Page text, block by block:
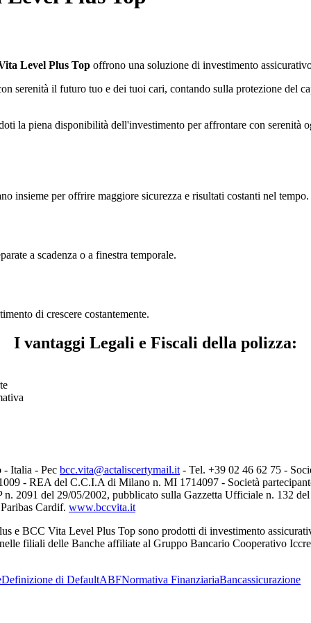
Level Plus Top offrono una soluzione di investimento
serenità il futuro tuo e dei tuoi cari, contando sulla protezione del
la piena disponibilità dell'investimento per affrontare con serenità
insieme per offrire maggiore sicurezza e risultati costanti nel tempo.
a scadenza o a finestra temporale.
di crescere costantemente.
I vantaggi Legali e Fiscali della polizza:
Italia - Pec bcc.vita@actaliscertymail.it - Tel. +39 02 46 62 75 -
- REA del C.C.I.A di Milano n. MI 1714097 - Società
2091 del 29/05/2002, pubblicato sulla Gazzetta Ufficiale n. 132
Cardif. www.bccvita.it
e BCC Vita Level Plus Top sono prodotti di investimento
filiali delle Banche affiliate al Gruppo Bancario Cooperativo
Definizione di DefaultABFNormativa FinanziariaBancassicurazione